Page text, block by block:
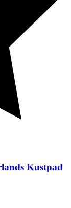
Kustpad